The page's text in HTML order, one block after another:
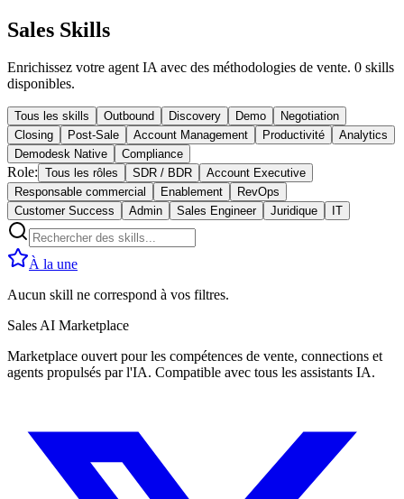
Sales Skills
Enrichissez votre agent IA avec des méthodologies de vente. 0 skills
disponibles.
Tous les skills Outbound Discovery Demo
Negotiation
Closing
Post-Sale Account Management Productivité
Analytics
Demodesk Native
Compliance
Role: Tous les rôles SDR / BDR
Account Executive
Responsable commercial
Enablement
RevOps
Customer Success
Admin Sales Engineer Juridique IT
À la une
Aucun skill ne correspond à vos filtres.
Sales AI Marketplace
Marketplace ouvert pour les compétences de vente, connections et
agents propulsés par l'IA. Compatible avec tous les assistants IA.